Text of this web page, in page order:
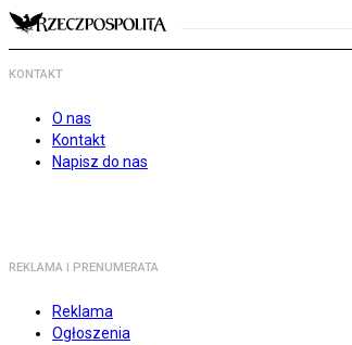
KONTAKT
O nas
Kontakt
Napisz do nas
REKLAMA I PRENUMERATA
Reklama
Ogłoszenia